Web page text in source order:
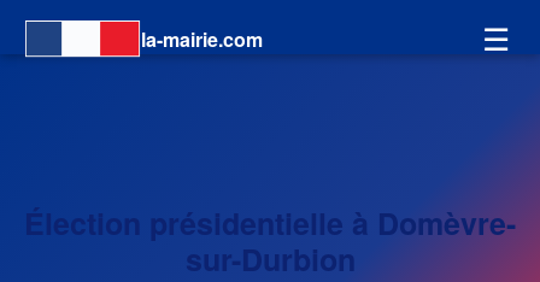
la-mairie.com ☰
Élection présidentielle à Domèvre-
sur-Durbion